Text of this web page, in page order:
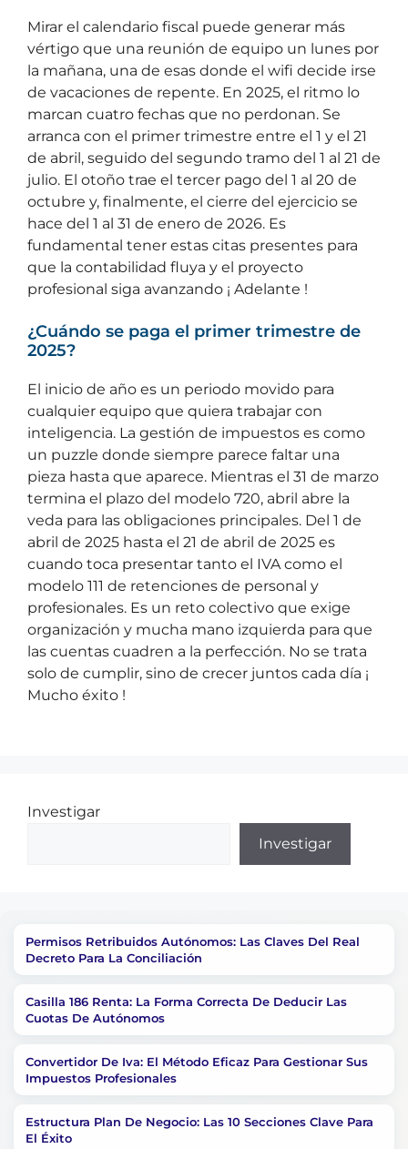
Mirar el calendario fiscal puede generar más
vértigo que una reunión de equipo un lunes por
la mañana, una de esas donde el wifi decide irse
de vacaciones de repente. En 2025, el ritmo lo
marcan cuatro fechas que no perdonan. Se
arranca con el primer trimestre entre el 1 y el 21
de abril, seguido del segundo tramo del 1 al 21 de
julio. El otoño trae el tercer pago del 1 al 20 de
octubre y, finalmente, el cierre del ejercicio se
hace del 1 al 31 de enero de 2026. Es
fundamental tener estas citas presentes para
que la contabilidad fluya y el proyecto
profesional siga avanzando ¡ Adelante !
¿Cuándo se paga el primer trimestre de
2025?
El inicio de año es un periodo movido para
cualquier equipo que quiera trabajar con
inteligencia. La gestión de impuestos es como
un puzzle donde siempre parece faltar una
pieza hasta que aparece. Mientras el 31 de marzo
termina el plazo del modelo 720, abril abre la
veda para las obligaciones principales. Del 1 de
abril de 2025 hasta el 21 de abril de 2025 es
cuando toca presentar tanto el IVA como el
modelo 111 de retenciones de personal y
profesionales. Es un reto colectivo que exige
organización y mucha mano izquierda para que
las cuentas cuadren a la perfección. No se trata
solo de cumplir, sino de crecer juntos cada día ¡
Mucho éxito !
Investigar
Investigar
Permisos Retribuidos Autónomos: Las Claves Del Real
Decreto Para La Conciliación
Casilla 186 Renta: La Forma Correcta De Deducir Las
Cuotas De Autónomos
Convertidor De Iva: El Método Eficaz Para Gestionar Sus
Impuestos Profesionales
Estructura Plan De Negocio: Las 10 Secciones Clave Para
El Éxito